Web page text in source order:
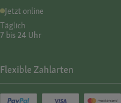
Jetzt online
Täglich
7 bis 24 Uhr
Flexible Zahlarten